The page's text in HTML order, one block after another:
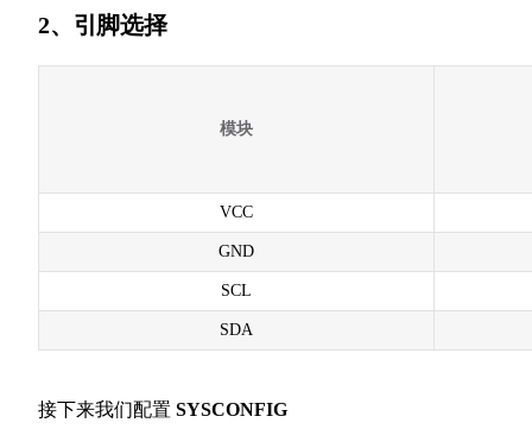
2、引脚选择
模块
VCC
GND
SCL
SDA
接下来我们配置 SYSCONFIG